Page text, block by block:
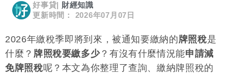
好事貸
財經知識
更新時間： 2026年07月07日
2026年繳稅季即將到來，被通知要繳納的牌照稅是
什麼？ 牌照稅要繳多少？有沒有什麼情況能申請減
免牌照稅呢？本文為你整理了查詢、繳納牌照稅的